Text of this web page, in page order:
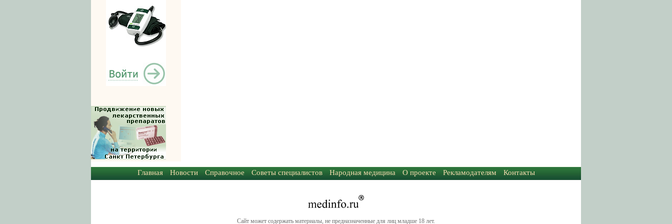
Главная Новости Справочное Советы специалистов Народная медицина О проекте Рекламодателям Контакты
Сайт может содержать материалы, не предназначенные для лиц младше 18 лет.